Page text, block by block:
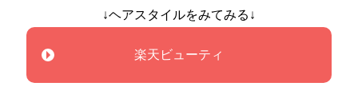
↓ヘアスタイルをみてみる↓
楽天ビューティ